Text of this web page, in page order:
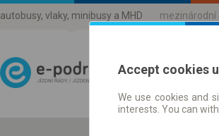
autobusy, vlaky, minibusy a MHD mezinárodní
Accept cookies
We use cookies and
interests. You can